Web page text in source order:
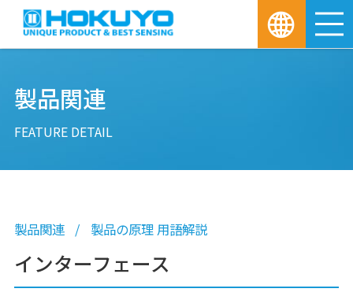
製品関連
FEATURE DETAIL
製品関連 製品の原理 用語解説
インターフェース